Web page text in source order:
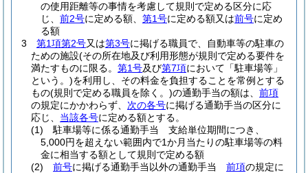
の使用距離等の事情を考慮して規則で定める区分に応
じ、 前2号に定める額、 第1号に定める額又は前号に定め
る額
3
第1項第2号又は第3号に掲げる職員で、自動車等の駐車の
ための施設(その所在地及び利用形態が規則で定める要件を
満たすものに限る。 第1号及び第7項において「駐車場等」
という。)を利用し、その料金を負担することを常例とする
もの(規則で定める職員を除く。)の通勤手当の額は、 前項
の規定にかかわらず、 次の各号に掲げる通勤手当の区分に
応じ、 当該各号に定める額とする。
(1)
駐車場等に係る通勤手当 支給単位期間につき、
5,000円を超えない範囲内で1か月当たりの駐車場等の料
金に相当する額として規則で定める額
(2)
前号に掲げる通勤手当以外の通勤手当 前項の規定に